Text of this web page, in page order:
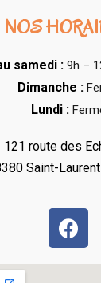
NOS
samedi : 9h –
Dimanche :
Lundi :
121 route des
Saint-